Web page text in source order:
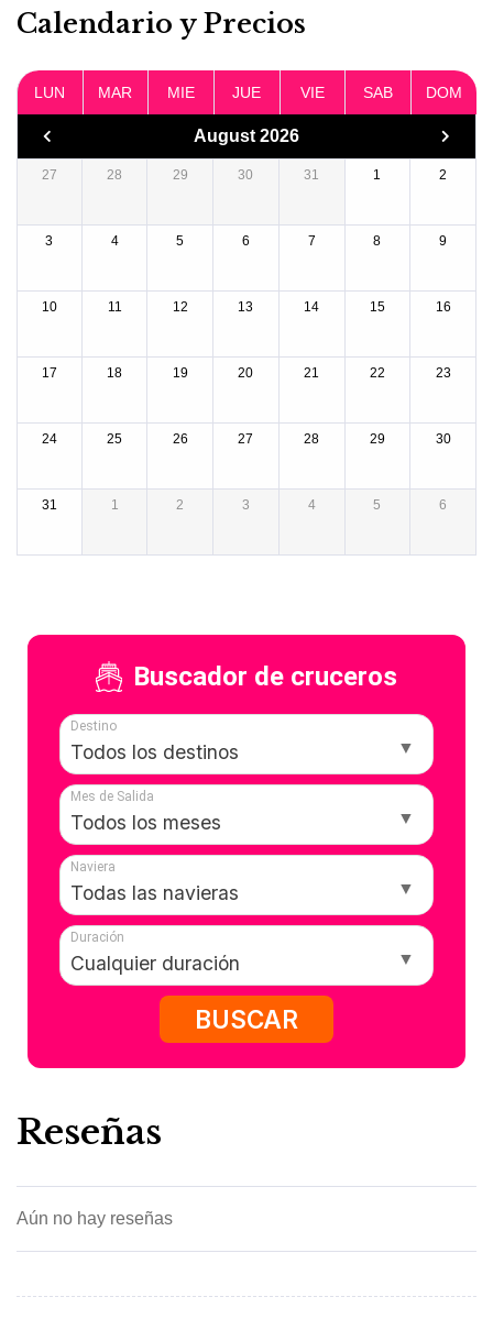
Calendario y Precios
LUN MAR MIE JUE VIE SAB DOM
August 2026
27 28 29 30 31 1 2
3 4 5 6 7 8 9
10 11 12 13 14 15 16
17 18 19 20 21 22 23
24 25 26 27 28 29 30
31 1 2 3 4 5 6
Buscador de cruceros
Destino
Mes de Salida
Naviera
Duración
BUSCAR
Reseñas
Aún no hay reseñas